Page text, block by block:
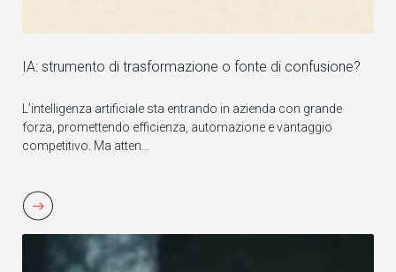
IA: strumento di trasformazione o fonte di confusione?
L’intelligenza artificiale sta entrando in azienda con grande
forza, promettendo efficienza, automazione e vantaggio
competitivo. Ma atten...